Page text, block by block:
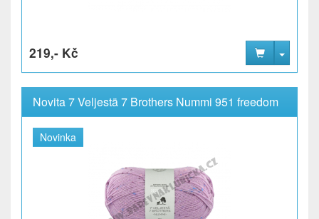
219,- Kč
Novita 7 Veljestä 7 Brothers Nummi 951 freedom
Novinka